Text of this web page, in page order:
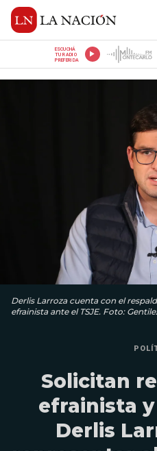
ESCUCHÁ
TU RADIO
PREFERIDA
Derlis Larroza cuenta con el
efrainista ante el TSJE. Foto:
Solicitan
efrainista
Derlis